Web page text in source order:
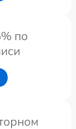
по